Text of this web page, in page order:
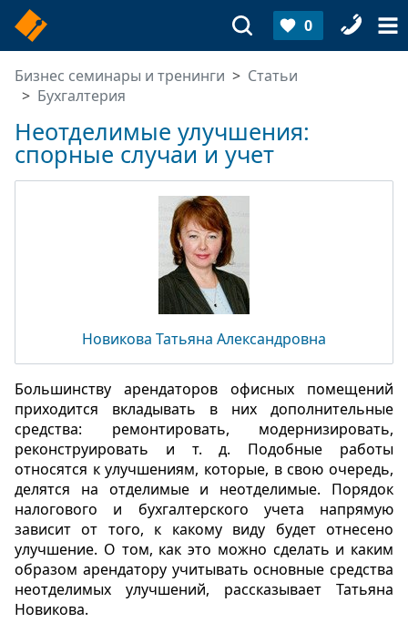
0
Бизнес семинары и тренинги
Статьи
Бухгалтерия
Неотделимые улучшения:
спорные случаи и учет
Новикова Татьяна Александровна
Большинству арендаторов офисных помещений
приходится вкладывать в них дополнительные
средства: ремонтировать, модернизировать,
реконструировать и т. д. Подобные работы
относятся к улучшениям, которые, в свою очередь,
делятся на отделимые и неотделимые. Порядок
налогового и бухгалтерского учета напрямую
зависит от того, к какому виду будет отнесено
улучшение. О том, как это можно сделать и каким
образом арендатору учитывать основные средства
неотделимых улучшений, рассказывает Татьяна
Новикова.